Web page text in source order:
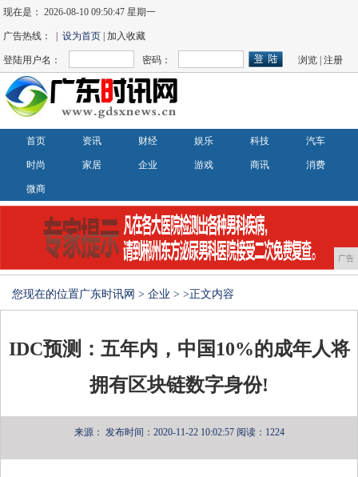
现在是：2026-08-10 09:50:47 星期一
广告热线： |设为首页 | 加入收藏
登陆用户名： 密码： 浏览 |注册
首页 资讯 财经 娱乐 科技 汽车
时尚 家居 企业 游戏 商讯 消费
微商
广告
您现在的位置广东时讯网 > 企业 > >正文内容
IDC预测：五年内，中国10%的成年人将
拥有区块链数字身份!
来源： 发布时间：2020-11-22 10:02:57 阅读：1224